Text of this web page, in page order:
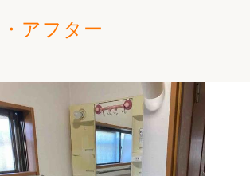
アフター